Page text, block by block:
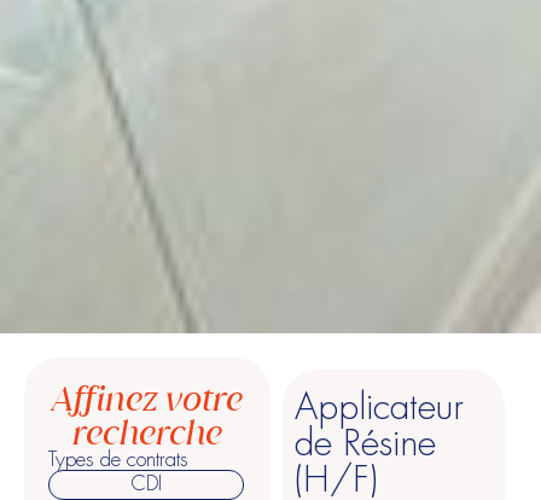
Affinez votre
recherche
Types de contrats
CDI
Applicateur
de Résine
(H/F)